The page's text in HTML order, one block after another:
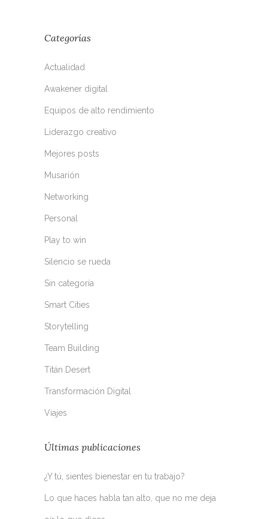
Categorías
Actualidad
Awakener digital
Equipos de alto rendimiento
Liderazgo creativo
Mejores posts
Musarión
Networking
Personal
Play to win
Silencio se rueda
Sin categoría
Smart Cities
Storytelling
Team Building
Titán Desert
Transformación Digital
Viajes
Últimas publicaciones
¿Y tú, sientes bienestar en tu trabajo?
Lo que haces habla tan alto, que no me deja